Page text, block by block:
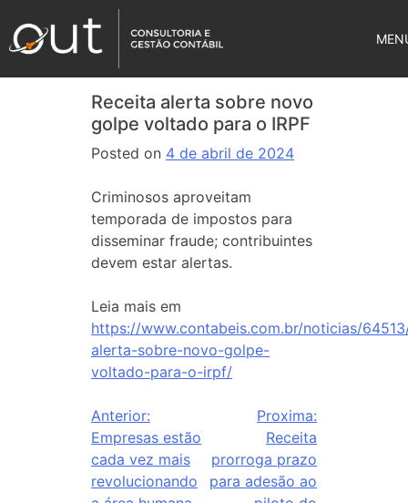
Receita alerta sobre novo
golpe voltado para o IRPF
Posted on 4 de abril de 2024
Criminosos aproveitam
temporada de impostos para
disseminar fraude; contribuintes
devem estar alertas.
Leia mais em
https://www.contabeis.com.br/noticias/
alerta-sobre-novo-golpe-
voltado-para-o-irpf/
Anterior:
Empresas estão
cada vez mais
revolucionando
Proxima:
Receita
prorroga prazo
para adesão ao